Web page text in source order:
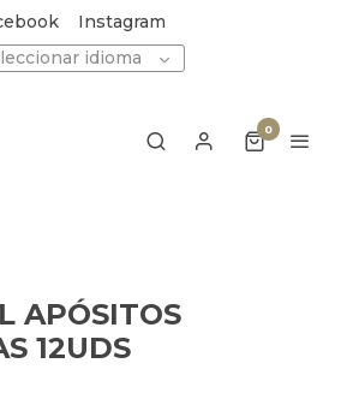
Instagram
idioma
0
APÓSITOS
12UDS